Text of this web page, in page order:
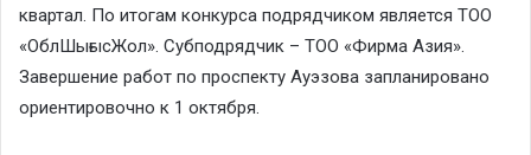
квартал. По итогам конкурса подрядчиком является ТОО
«ОблШығысЖол». Субподрядчик – ТОО «Фирма Азия».
Завершение работ по проспекту Ауэзова запланировано
ориентировочно к 1 октября.